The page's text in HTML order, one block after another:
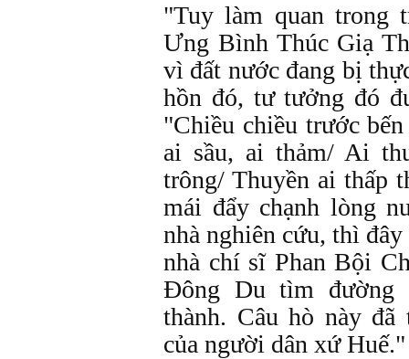
"Tuy làm quan trong
Ưng Bình Thúc Giạ
vì đất nước đang bị
hồn đó, tư tưởng đó
"Chiều chiều trước
ai sầu, ai thảm/ Ai
trông/ Thuyền ai thấp
mái đẩy chạnh lòng
nhà nghiên cứu, thì
nhà chí sĩ Phan Bội
Đông Du tìm đường
thành. Câu hò này đã
của người dân xứ